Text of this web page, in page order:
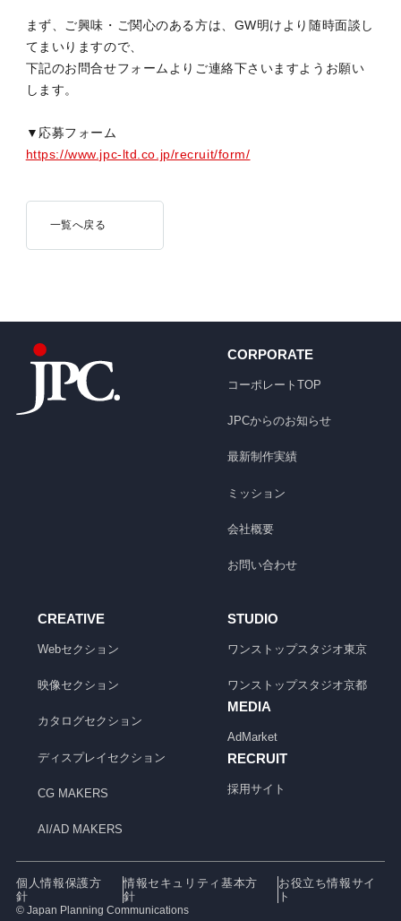
まず、ご興味・ご関心のある方は、GW明けより随時面談し
てまいりますので、
下記のお問合せフォームよりご連絡下さいますようお願い
します。
▼応募フォーム
https://www.jpc-ltd.co.jp/recruit/form/
一覧へ戻る
CORPORATE
コーポレートTOP
JPCからのお知らせ
最新制作実績
ミッション
会社概要
お問い合わせ
CREATIVE
Webセクション
映像セクション
カタログセクション
ディスプレイセクション
CG MAKERS
AI/AD MAKERS
STUDIO
ワンストップスタジオ東京
ワンストップスタジオ京都
MEDIA
AdMarket
RECRUIT
採用サイト
個人情報保護方
針
情報セキュリティ基本方
針
お役立ち情報サイ
ト
© Japan Planning Communications